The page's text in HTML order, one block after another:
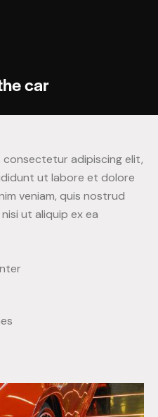
car
adipiscing elit,
ut labore et dolore
veniam, quis nostrud
ut aliquip ex ea